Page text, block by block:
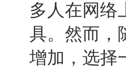
多人在网络
具。然而，
增加，选择